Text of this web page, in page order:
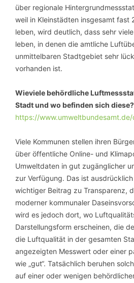
über regionale
weil in Kleinstädten insgesamt fast
leben, wird deutlich, dass sehr
leben, in denen die amtliche
unmittelbaren Stadtgebiet sehr
vorhanden ist.
Wieviele behördliche
Stadt und wo befinden sich diese?
https://
Viele Kommunen stellen ihren
über öffentliche Online- und
Umweltdaten in gut zugänglicher
zur Verfügung. Das ist
wichtiger Beitrag zu Transparenz,
moderner kommunaler
wird es jedoch dort, wo
Darstellungsform erscheinen, die
die Luftqualität in der gesamten
angezeigten Messwert oder einer
wie „gut“. Tatsächlich beruhen
auf einer oder wenigen